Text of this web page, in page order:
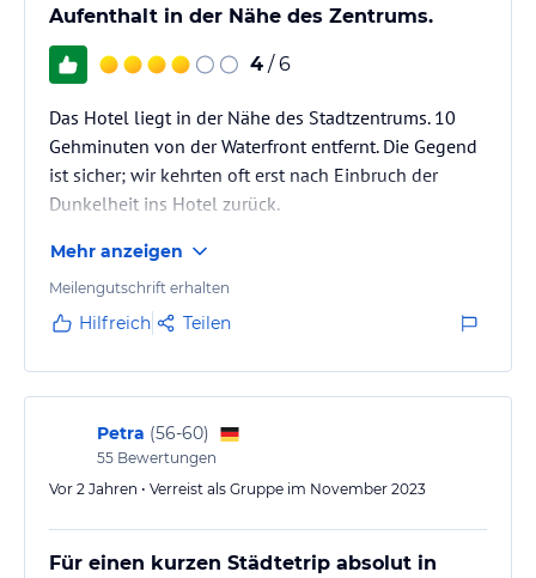
Aufenthalt in der Nähe des Zentrums.
4 / 6
Das Hotel liegt in der Nähe des Stadtzentrums. 10
Gehminuten von der Waterfront entfernt. Die Gegend
ist sicher; wir kehrten oft erst nach Einbruch der
Dunkelheit ins Hotel zurück.
Mehr anzeigen
Meilengutschrift erhalten
Hilfreich Teilen
Petra (56-60)
55 Bewertungen
Vor 2 Jahren • Verreist als Gruppe im November 2023
Für einen kurzen Städtetrip absolut in